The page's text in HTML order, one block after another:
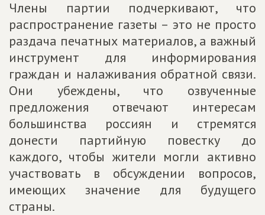
Члены партии подчеркивают, что
распространение газеты – это не просто
раздача печатных материалов, а важный
инструмент для информирования
граждан и налаживания обратной связи.
Они убеждены, что озвученные
предложения отвечают интересам
большинства россиян и стремятся
донести партийную повестку до
каждого, чтобы жители могли активно
участвовать в обсуждении вопросов,
имеющих значение для будущего
страны.